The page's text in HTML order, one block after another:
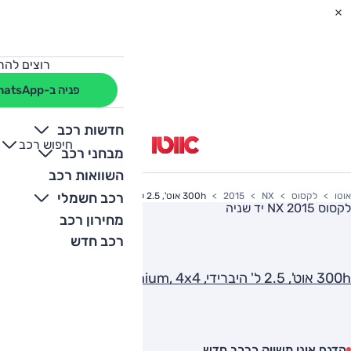
רוצים
פניה ב-WhatsApp
חדשות רכב
מבחני רכב
השוואות רכב
רכב חשמלי
מחירון רכב
רכב חדש
חיפוש רכב
+
-
אוטו לקסוס NX
2015 300h אוט', 2.5 ל' היברידי, Premium, 4x4
לקסוס NX 2015 יד שניה
300h אוט', 2.5 ל' היברידי, Premium, 4x4